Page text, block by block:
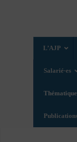
L’AJP
Salarié·es